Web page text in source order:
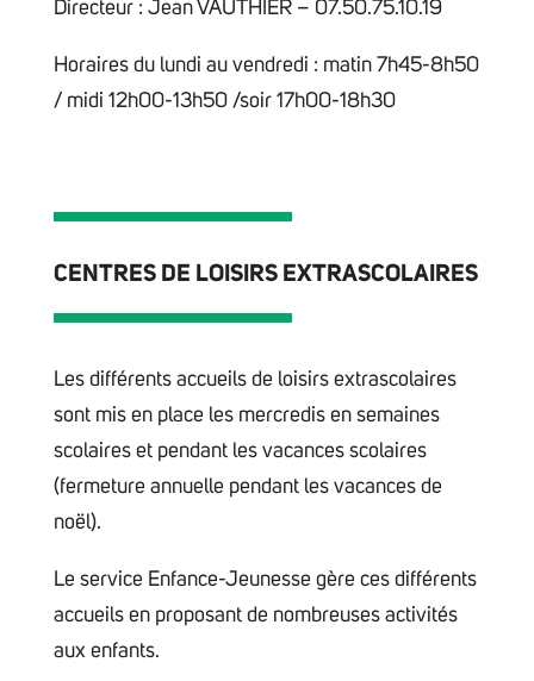
Directeur : Jean VAUTHIER – 07.50.75.10.19
Horaires du lundi au vendredi : matin 7h45-8h50
/ midi 12h00-13h50 /soir 17h00-18h30
CENTRES DE LOISIRS EXTRASCOLAIRES
Les différents accueils de loisirs extrascolaires
sont mis en place les mercredis en semaines
scolaires et pendant les vacances scolaires
(fermeture annuelle pendant les vacances de
noël).
Le service Enfance-Jeunesse gère ces différents
accueils en proposant de nombreuses activités
aux enfants.